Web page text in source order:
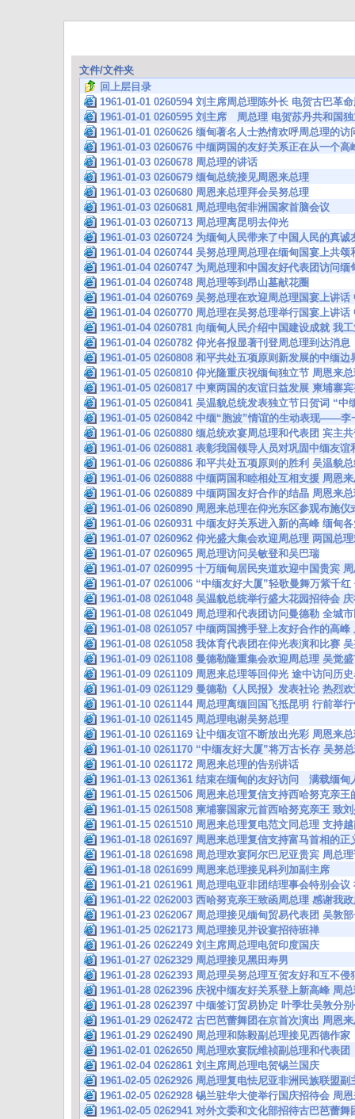
文件/文件夹
回上层目录
1961-01-01 0260594 刘主席周总理陈外长 电贺古巴革
1961-01-01 0260595 刘主席 周总理 电贺苏丹共和国
1961-01-01 0260626 缅甸著名人士热情欢呼周总理的
1961-01-03 0260676 中缅两国的友好关系正在从一个
1961-01-03 0260678 周总理的讲话
1961-01-03 0260679 缅甸总统接见周恩来总理
1961-01-03 0260680 周恩来总理拜会吴努总理
1961-01-03 0260681 周总理电贺非洲国家首脑会议
1961-01-03 0260713 周总理离昆明去仰光
1961-01-03 0260724 为缅甸人民带来了中国人民的真
1961-01-04 0260744 吴努总理周总理在缅甸国宴上共
1961-01-04 0260747 为周总理和中国友好代表团访问
1961-01-04 0260748 周总理等到昂山墓献花圈
1961-01-04 0260769 吴努总理在欢迎周总理国宴上讲
1961-01-04 0260770 周总理在吴努总理举行国宴上讲
1961-01-04 0260781 向缅甸人民介绍中国建设成就 我
1961-01-04 0260782 仰光各报显著刊登周总理到达消息
1961-01-05 0260808 和平共处五项原则新发展的中缅
1961-01-05 0260810 仰光隆重庆祝缅甸独立节 周恩来
1961-01-05 0260817 中柬两国的友谊日益发展 柬埔寨
1961-01-05 0260841 吴温貌总统发表独立节日贺词 “
1961-01-05 0260842 中缅“胞波”情谊的生动表现——李
1961-01-06 0260880 缅总统欢宴周总理和代表团 宾主
1961-01-06 0260881 表彰我国领导人员对巩固中缅友
1961-01-06 0260886 和平共处五项原则的胜利 吴温貌
1961-01-06 0260888 中缅两国和睦相处互相支援 周恩
1961-01-06 0260889 中缅两国友好合作的结晶 周恩来
1961-01-06 0260890 周恩来总理在仰光东区参观布施
1961-01-06 0260931 中缅友好关系进入新的高峰 缅甸
1961-01-07 0260962 仰光盛大集会欢迎周总理 两国总
1961-01-07 0260965 周总理访问吴敏登和吴巴瑞
1961-01-07 0260995 十万缅甸居民夹道欢迎中国贵宾
1961-01-07 0261006 “中缅友好大厦”轻歌曼舞万紫千
1961-01-08 0261048 吴温貌总统举行盛大花园招待会
1961-01-08 0261049 周总理和代表团访问曼德勒 全城
1961-01-08 0261057 中缅两国携手登上友好合作的高
1961-01-08 0261058 我体育代表团在仰光表演和比赛
1961-01-09 0261108 曼德勒隆重集会欢迎周总理 吴觉
1961-01-09 0261109 周恩来总理等回仰光 途中访问历
1961-01-09 0261129 曼德勒《人民报》发表社论 热烈
1961-01-10 0261144 周总理离缅回国飞抵昆明 行前举
1961-01-10 0261145 周总理电谢吴努总理
1961-01-10 0261169 让中缅友谊不断放出光彩 周恩来
1961-01-10 0261170 “中缅友好大厦”将万古长存 吴努
1961-01-10 0261172 周恩来总理的告别讲话
1961-01-13 0261361 结束在缅甸的友好访问 满载缅甸
1961-01-15 0261506 周恩来总理复信支持西哈努克亲
1961-01-15 0261508 柬埔寨国家元首西哈努克亲王 致
1961-01-15 0261510 周恩来总理复电范文同总理 支持
1961-01-18 0261697 周恩来总理复信支持富马首相的
1961-01-18 0261698 周总理欢宴阿尔巴尼亚贵宾 周总
1961-01-18 0261699 周恩来总理接见科列加副主席
1961-01-21 0261961 周总理电亚非团结理事会特别会
1961-01-22 0262003 西哈努克亲王致函周总理 感谢我
1961-01-23 0262067 周总理接见缅甸贸易代表团 吴敦
1961-01-25 0262173 周总理接见并设宴招待班禅
1961-01-26 0262249 刘主席周总理电贺印度国庆
1961-01-27 0262329 周总理接见黑田寿男
1961-01-28 0262393 周总理吴努总理互贺友好和互不
1961-01-28 0262396 庆祝中缅友好关系登上新高峰 周
1961-01-28 0262397 中缅签订贸易协定 叶季壮吴敦分
1961-01-29 0262472 古巴芭蕾舞团在京首次演出 周恩
1961-01-29 0262490 周总理和陈毅副总理接见西德作家
1961-02-01 0262650 周总理欢宴阮维祯副总理和代表团
1961-02-04 0262861 刘主席周总理电贺锡兰国庆
1961-02-05 0262926 周总理复电怯尼亚非洲民族联盟
1961-02-05 0262928 锡兰驻华大使举行国庆招待会 周
1961-02-05 0262941 对外文委和文化部招待古巴芭蕾